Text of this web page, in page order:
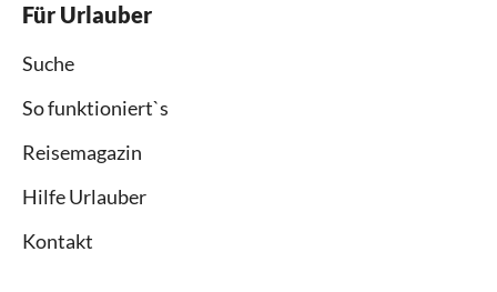
Für Urlauber
Suche
So funktioniert`s
Reisemagazin
Hilfe Urlauber
Kontakt